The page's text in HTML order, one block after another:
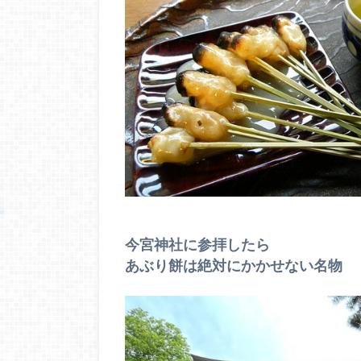
今宮神社に参拝したら
あぶり餅は絶対にかかせない名物